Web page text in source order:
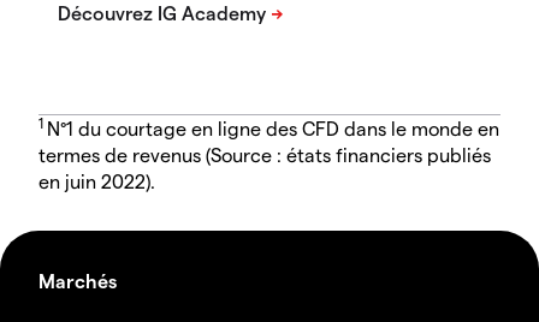
1 N°1 du courtage en ligne des CFD dans le monde en
termes de revenus (Source : états financiers publiés
en juin 2022).
Marchés